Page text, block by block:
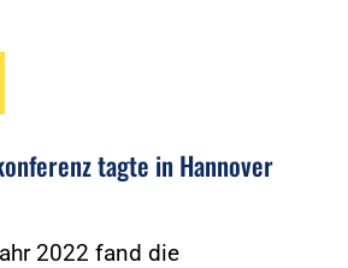
tagte in Hannover
2022 fand die